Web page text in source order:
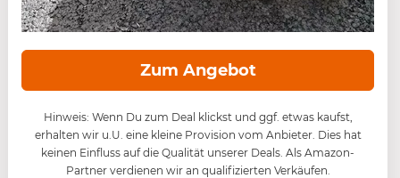
Zum Angebot
Hinweis: Wenn Du zum Deal klickst und ggf. etwas kaufst,
erhalten wir u.U. eine kleine Provision vom Anbieter. Dies hat
keinen Einfluss auf die Qualität unserer Deals. Als Amazon-
Partner verdienen wir an qualifizierten Verkäufen.